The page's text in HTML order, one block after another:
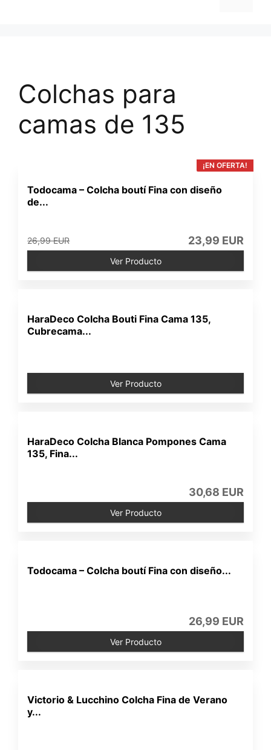
Colchas para
camas de 135
¡EN OFERTA!
Todocama – Colcha boutí Fina con diseño
de...
26,99 EUR 23,99 EUR
Ver Producto
HaraDeco Colcha Bouti Fina Cama 135,
Cubrecama...
Ver Producto
HaraDeco Colcha Blanca Pompones Cama
135, Fina...
30,68 EUR
Ver Producto
Todocama – Colcha boutí Fina con diseño...
26,99 EUR
Ver Producto
Victorio & Lucchino Colcha Fina de Verano
y...